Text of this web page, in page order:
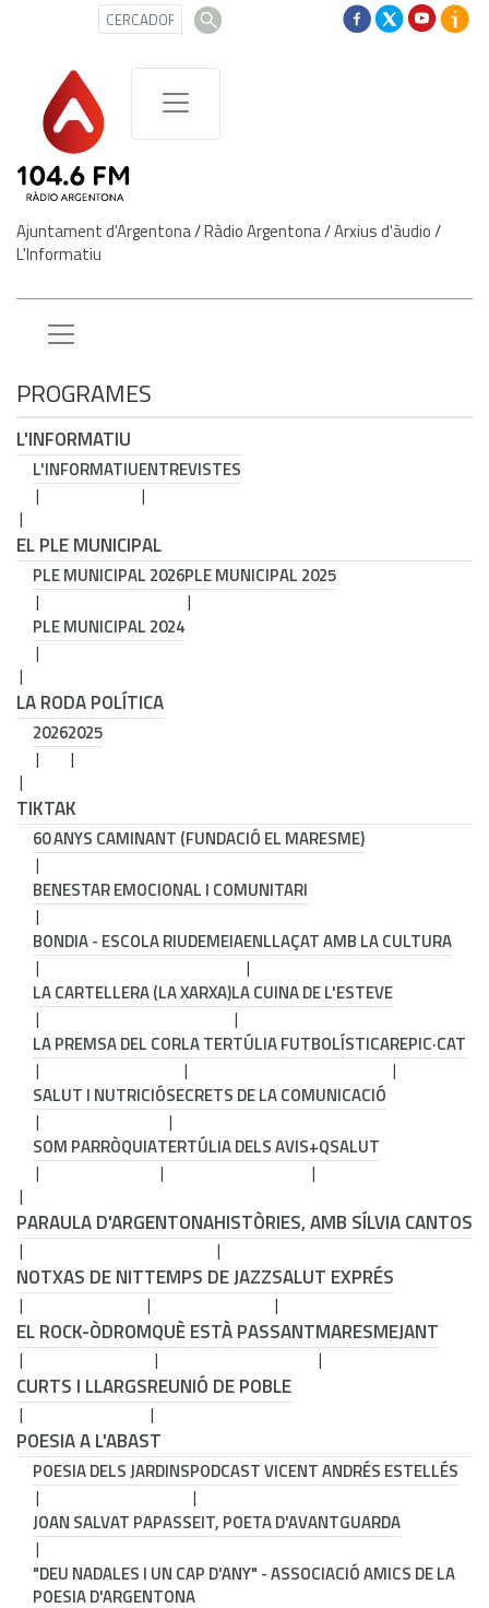
Ajuntament d'Argentona/Ràdio Argentona/Arxius d'àudio/
L'Informatiu
PROGRAMES
L'INFORMATIU
L'INFORMATIUENTREVISTES
EL PLE MUNICIPAL
PLE MUNICIPAL 2026PLE MUNICIPAL 2025
PLE MUNICIPAL 2024
LA RODA POLÍTICA
20262025
TIKTAK
60 ANYS CAMINANT (FUNDACIÓ EL MARESME)
BENESTAR EMOCIONAL I COMUNITARI
BONDIA - ESCOLA RIUDEMEIAENLLAÇAT AMB LA CULTURA
LA CARTELLERA (LA XARXA)LA CUINA DE L'ESTEVE
LA PREMSA DEL CORLA TERTÚLIA FUTBOLÍSTICAREPIC·CAT
SALUT I NUTRICIÓSECRETS DE LA COMUNICACIÓ
SOM PARRÒQUIATERTÚLIA DELS AVIS+QSALUT
PARAULA D'ARGENTONAHISTÒRIES, AMB SÍLVIA CANTOS
NOTXAS DE NITTEMPS DE JAZZSALUT EXPRÉS
EL ROCK-ÒDROMQUÈ ESTÀ PASSANTMARESMEJANT
CURTS I LLARGSREUNIÓ DE POBLE
POESIA A L'ABAST
POESIA DELS JARDINSPODCAST VICENT ANDRÉS ESTELLÉS
JOAN SALVAT PAPASSEIT, POETA D'AVANTGUARDA
"DEU NADALES I UN CAP D'ANY" - ASSOCIACIÓ AMICS DE LA
POESIA D'ARGENTONA